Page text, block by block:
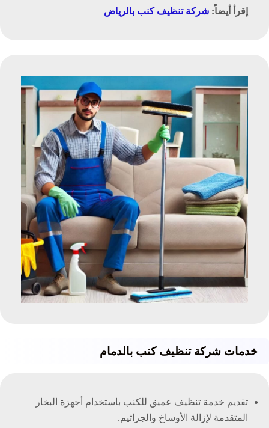
إقرأ أيضاً: شركة تنظيف كنب بالرياض
خدمات شركة تنظيف كنب بالدمام
تقديم خدمة تنظيف عميق للكنب باستخدام أجهزة البخار
المتقدمة لإزالة الأوساخ والجراثيم.